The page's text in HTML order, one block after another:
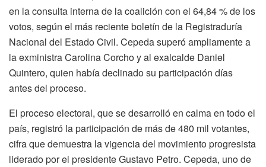
en la consulta interna de la coalición con el 64,84 % de los
votos, según el más reciente boletín de la Registraduría
Nacional del Estado Civil. Cepeda superó ampliamente a
la exministra Carolina Corcho y al exalcalde Daniel
Quintero, quien había declinado su participación días
antes del proceso.
El proceso electoral, que se desarrolló en calma en todo el
país, registró la participación de más de 480 mil votantes,
cifra que demuestra la vigencia del movimiento progresista
liderado por el presidente Gustavo Petro. Cepeda, uno de